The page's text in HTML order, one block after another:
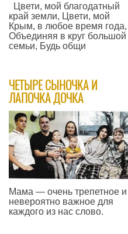
Цвети, мой благодатный
край земли, Цвети, мой
Крым, в любое время года,
Объединяя в круг большой
семьи, Будь общи
​ЧЕТЫРЕ СЫНОЧКА И
ЛАПОЧКА ДОЧКА
Мама — очень трепетное и
невероятно важное для
каждого из нас слово.